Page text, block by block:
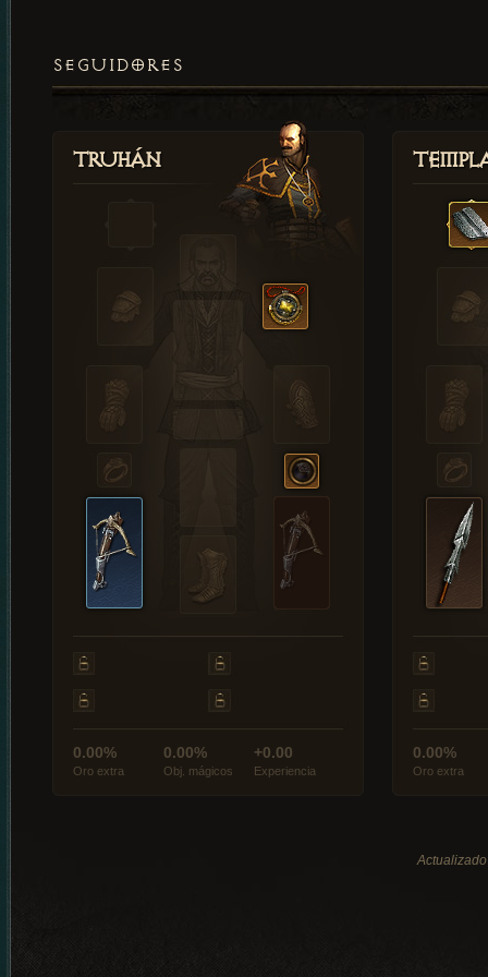
SEGUIDORES
Truhán
0.00%
Oro extra
0.00%
Obj. mágicos
+0.00
Experiencia
0.00%
Oro extra